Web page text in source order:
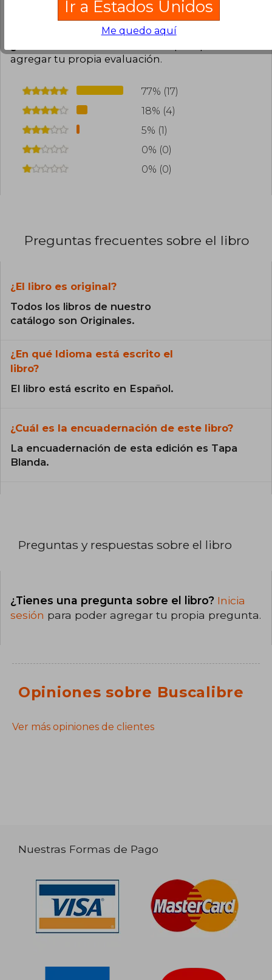
Cargar más opiniones del libro
agregar tu propia evaluación.
77% (17)
18% (4)
5% (1)
0% (0)
0% (0)
Preguntas frecuentes sobre el libro
¿El libro es original?
Todos los libros de nuestro
catálogo son Originales.
¿En qué Idioma está escrito el
libro?
El libro está escrito en Español.
¿Cuál es la encuadernación de este libro?
La encuadernación de esta edición es Tapa
Blanda.
Preguntas y respuestas sobre el libro
¿Tienes una pregunta sobre el libro? Inicia
sesión para poder agregar tu propia pregunta.
Opiniones sobre Buscalibre
Ver más opiniones de clientes
Nuestras Formas de Pago
Ir a Estados Unidos
Me quedo aquí